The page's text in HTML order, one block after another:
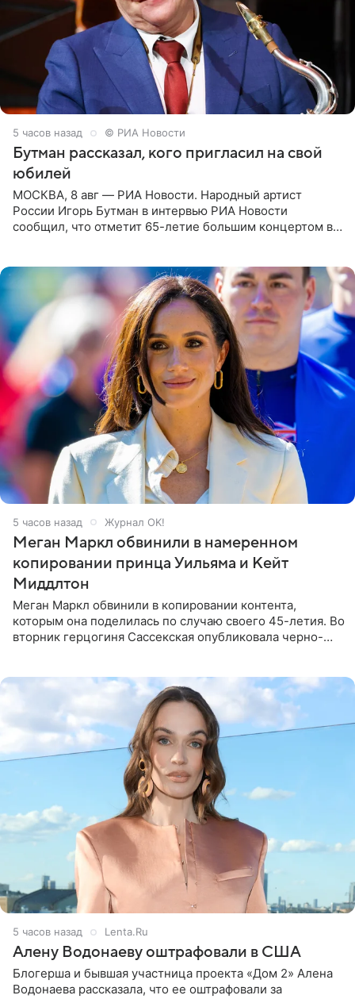
5 часов назад © РИА Новости
Бутман рассказал, кого пригласил на свой
юбилей
МОСКВА, 8 авг — РИА Новости. Народный артист
России Игорь Бутман в интервью РИА Новости
сообщил, что отметит 65-летие большим концертом в
5 часов назад Журнал OK!
Меган Маркл обвинили в намеренном
копировании принца Уильяма и Кейт
Миддлтон
Меган Маркл обвинили в копировании контента,
которым она поделилась по случаю своего 45-летия. Во
вторник герцогиня Сассекская опубликовала черно-
5 часов назад Lenta.Ru
Алену Водонаеву оштрафовали в США
Блогерша и бывшая участница проекта «Дом 2» Алена
Водонаева рассказала, что ее оштрафовали за